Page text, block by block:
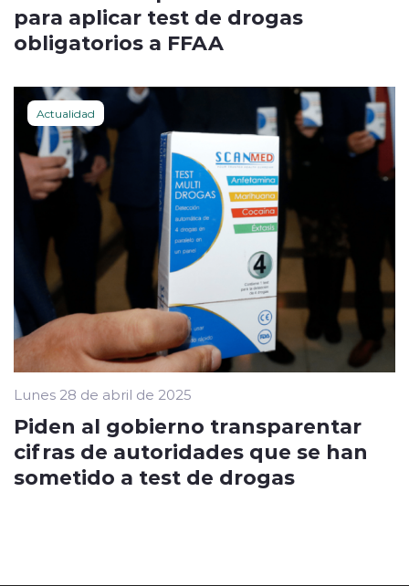
para aplicar test de drogas
obligatorios a FFAA
Actualidad
Lunes 28 de abril de 2025
Piden al gobierno transparentar
cifras de autoridades que se han
sometido a test de drogas